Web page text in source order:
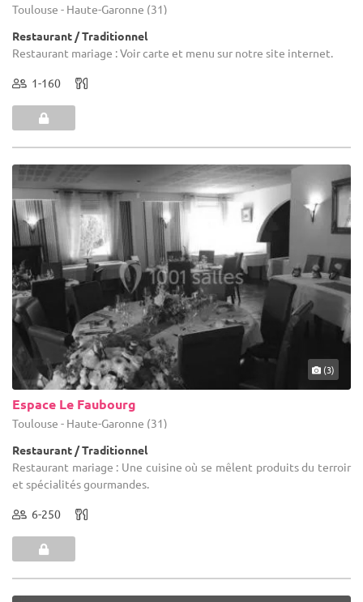
Toulouse - Haute-Garonne (31)
Restaurant / Traditionnel
Restaurant mariage : Voir carte et menu sur notre site internet.
1-160
(3)
Espace Le Faubourg
Toulouse - Haute-Garonne (31)
Restaurant / Traditionnel
Restaurant mariage : Une cuisine où se mêlent produits du terroir
et spécialités gourmandes.
6-250